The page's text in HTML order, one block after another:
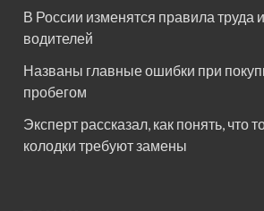
В России изменятся правила труда
водителей
Названы главные ошибки при
пробегом
Эксперт рассказал, как понять, что
колодки требуют замены